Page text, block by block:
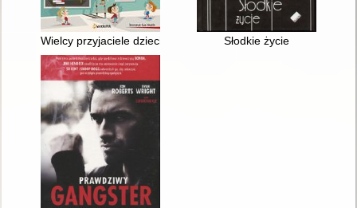
Wielcy przyjaciele dzieci Słodkie życie